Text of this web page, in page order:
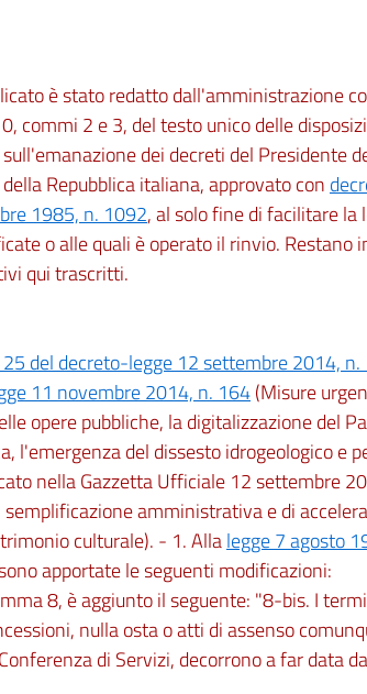
è stato redatto dall'amministrazione
commi 2 e 3, del testo unico delle
dei decreti del Presidente
Repubblica italiana, approvato con
1985, n. 1092, al solo fine di facilitare la
o alle quali è operato il rinvio. Restano
qui trascritti.
del decreto-legge 12 settembre 2014, n.
11 novembre 2014, n. 164(Misure
opere pubbliche, la digitalizzazione del
l'emergenza del dissesto idrogeologico e
nella Gazzetta Ufficiale 12 settembre
amministrativa e di
culturale). - 1. Allalegge 7 agosto
apportate le seguenti modificazioni:
8, è aggiunto il seguente: "8-bis. I
nulla osta o atti di assenso
di Servizi, decorrono a far data